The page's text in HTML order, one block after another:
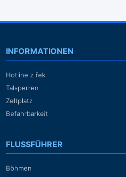
INFORMATIONEN
Hotline z řek
Talsperren
Zeltplatz
Befahrbarkeit
FLUSSFÜHRER
Böhmen